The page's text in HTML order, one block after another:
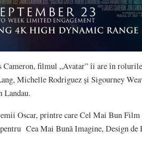
Cameron, filmul „Avatar” îi are în
Michelle Rodriguez şi Sigourney
Landau.
Oscar, printre care Cel Mai Bun
Cea Mai Bună Imagine, Design de